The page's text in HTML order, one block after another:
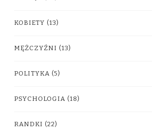
KOBIETY (13)
MĘŻCZYŹNI (13)
POLITYKA (5)
PSYCHOLOGIA (18)
RANDKI (22)